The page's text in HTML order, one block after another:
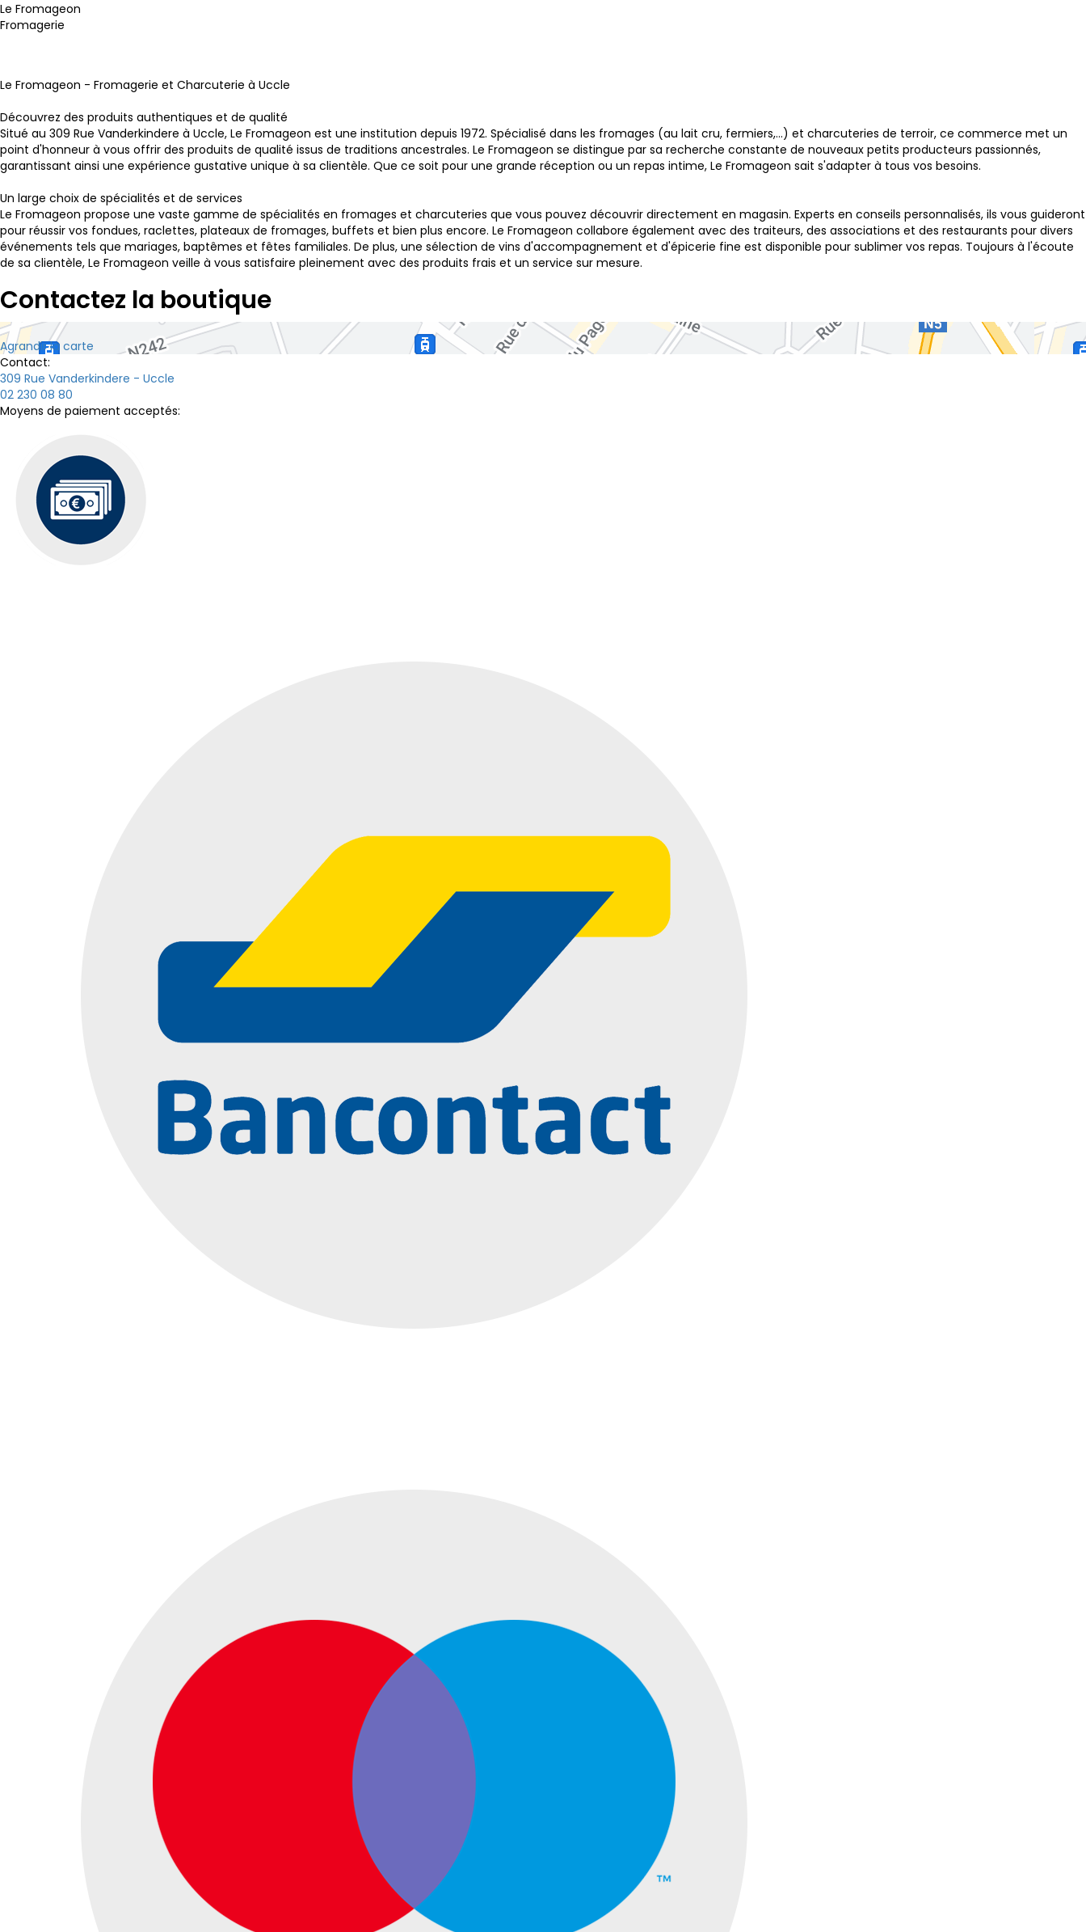
Le Fromageon
Fromagerie
Le Fromageon - Fromagerie et Charcuterie à Uccle
Découvrez des produits authentiques et de qualité
Situé au 309 Rue Vanderkindere à Uccle, Le Fromageon est une institution depuis 1972. Spécialisé dans les fromages (au lait cru, fermiers,...) et charcuteries de terroir, ce commerce met un
point d'honneur à vous offrir des produits de qualité issus de traditions ancestrales. Le Fromageon se distingue par sa recherche constante de nouveaux petits producteurs passionnés,
garantissant ainsi une expérience gustative unique à sa clientèle. Que ce soit pour une grande réception ou un repas intime, Le Fromageon sait s'adapter à tous vos besoins.
Un large choix de spécialités et de services
Le Fromageon propose une vaste gamme de spécialités en fromages et charcuteries que vous pouvez découvrir directement en magasin. Experts en conseils personnalisés, ils vous guideront
pour réussir vos fondues, raclettes, plateaux de fromages, buffets et bien plus encore. Le Fromageon collabore également avec des traiteurs, des associations et des restaurants pour divers
événements tels que mariages, baptêmes et fêtes familiales. De plus, une sélection de vins d'accompagnement et d'épicerie fine est disponible pour sublimer vos repas. Toujours à l'écoute
de sa clientèle, Le Fromageon veille à vous satisfaire pleinement avec des produits frais et un service sur mesure.
Contactez la boutique
Agrandir la carte
Contact:
309 Rue Vanderkindere - Uccle
02 230 08 80
Moyens de paiement acceptés: